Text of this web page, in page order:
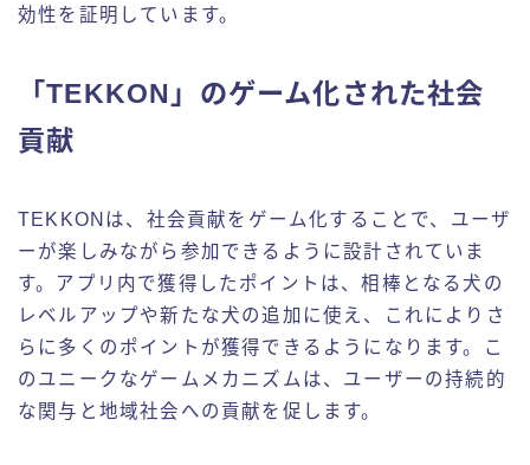
効性を証明しています。
「TEKKON」のゲーム化された社会
貢献
TEKKONは、社会貢献をゲーム化することで、ユーザ
ーが楽しみながら参加できるように設計されていま
す。アプリ内で獲得したポイントは、相棒となる犬の
レベルアップや新たな犬の追加に使え、これによりさ
らに多くのポイントが獲得できるようになります。こ
のユニークなゲームメカニズムは、ユーザーの持続的
な関与と地域社会への貢献を促します。